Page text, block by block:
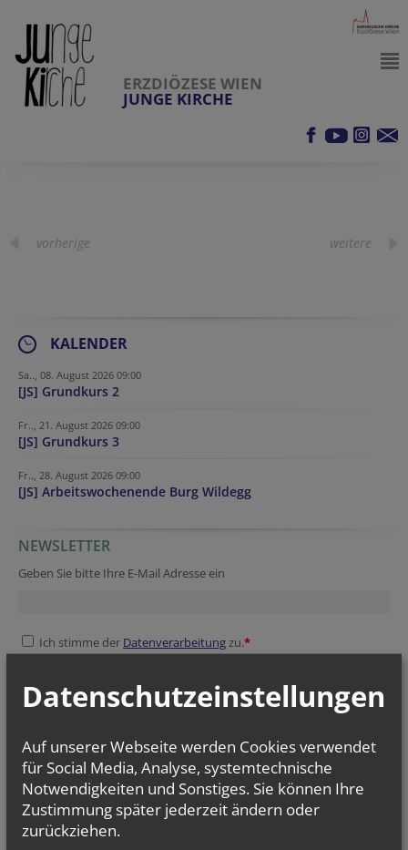
ERZDIÖZESE WIEN
JUNGE KIRCHE
vorherige weitere
KALENDER
Sa.., 08. August 2026 09:00
[JS] Grundkurs 2
Fr.., 21. August 2026 09:00
[JS] Grundkurs 3
Fr.., 28. August 2026 09:00
[JS] Arbeitswochenende Burg Wildegg
Session ID
Website
Verification code
NEWSLETTER
Geben Sie bitte Ihre E-Mail Adresse ein
Ich stimme der Datenverarbeitungzu.*
Verification code
Homepage
Homepage
Security token
Fax
Session ID
Website
Unsere Öffnungszeiten:
Datenschutzeinstellungen
Auf unserer Webseite werden Cookies verwendet
für Social Media, Analyse, systemtechnische
Notwendigkeiten und Sonstiges. Sie können Ihre
Zustimmung später jederzeit ändern oder
zurückziehen.